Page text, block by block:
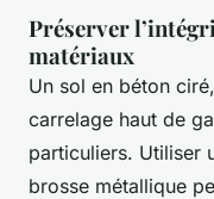
Préserver
matériaux
Un sol en béton
carrelage haut de
particuliers. Utiliser
brosse métallique